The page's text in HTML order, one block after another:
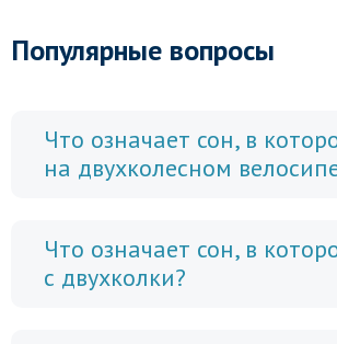
Популярные вопросы
Что означает сон, в
на двухколесном
Что означает сон, в
с двухколки?